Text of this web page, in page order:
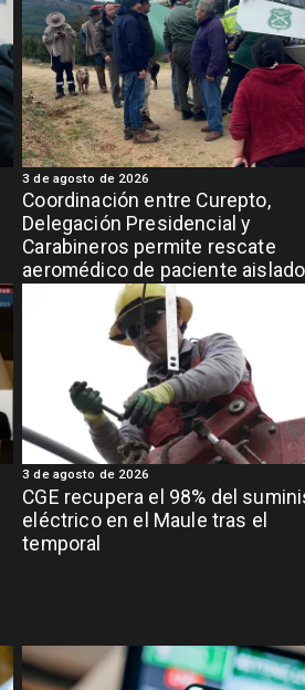
Coordinación entre Curepto,
Delegación Presidencial y
Carabineros permite rescate
aeromédico de paciente aislado
3 de agosto de 2026
CGE recupera el 98% del
eléctrico en el Maule tras el
temporal
3 de agosto de 2026